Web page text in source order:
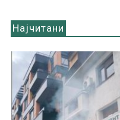
Најчитани